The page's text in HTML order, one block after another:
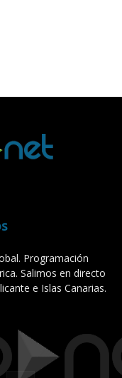
Programación
Salimos en directo
e Islas Canarias.